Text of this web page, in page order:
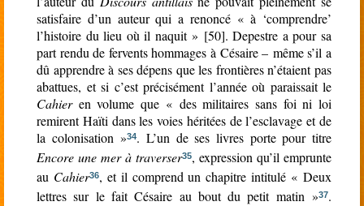
satisfaire d’un auteur qui a renoncé « à ‘comprendre’
l’histoire du lieu où il naquit » [50]. Depestre a pour sa
part rendu de fervents hommages à Césaire – même s’il a
dû apprendre à ses dépens que les frontières n’étaient pas
abattues, et si c’est précisément l’année où paraissait le
Cahieren volume que « des militaires sans foi ni loi
remirent Haïti dans les voies héritées de l’esclavage et de
la colonisation »34. L’un de ses livres porte pour titre
Encore une mer à traverser35, expression qu’il emprunte
au Cahier36, et il comprend un chapitre intitulé « Deux
lettres sur le fait Césaire au bout du petit matin »37.